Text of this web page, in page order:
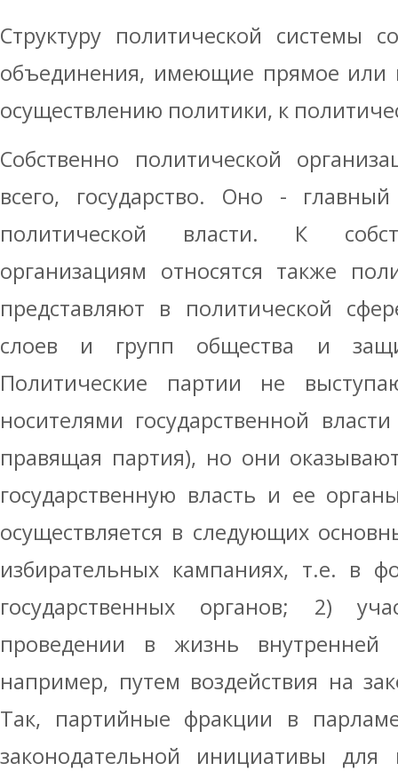
Структуру политической системы
объединения, имеющие прямое или
осуществлению политики, к
Собственно политической
всего, государство. Оно -
политической власти. К
организациям относятся также
представляют в политической
слоев и групп общества и
Политические партии не
носителями государственной
правящая партия), но они
государственную власть и ее
осуществляется в следующих
избирательных кампаниях, т.е. в
государственных органов; 2)
проведении в жизнь
например, путем воздействия на
Так, партийные фракции в
законодательной инициативы для